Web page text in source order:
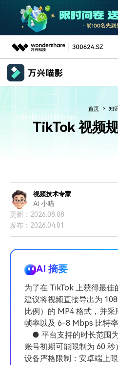
推荐产品
新闻中心
帮助中心
客服热线：
产品系统
AI功能
AI 图生视频 NEW
AI 绘画
AI 视频续写 NEW
专业创作人群
品牌合作故事
文章资讯
其他
帮助中心
产品支持
产品信息
登录
首页 知
TikTok 视频
视频技术专家
AI 小喵
更新：2026.08.08
发布：2026.04.01
AI 摘要
为了在 TikTok 上获得最佳
建议将视频直接导出为
比例）的 MP4 格式，并
帧率以及 6-8 Mbps 比特率
● 平台支持的时长范围
账号初期可能限制为 60
设备严格限制：安卓端上